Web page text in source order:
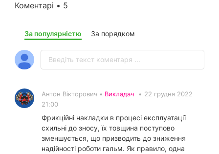
Коментарі • 5
За популярністю За порядком
Антон Вікторович • Викладач • 22 грудня 2022
21:00
Фрикційні накладки в процесі експлуатації
схильні до зносу, їх товщина поступово
зменшується, що призводить до зниження
надійності роботи гальм. Як правило, одна